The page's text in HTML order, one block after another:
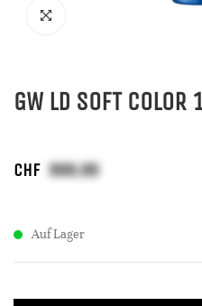
GW LD SOFT
CHF
Auf Lager